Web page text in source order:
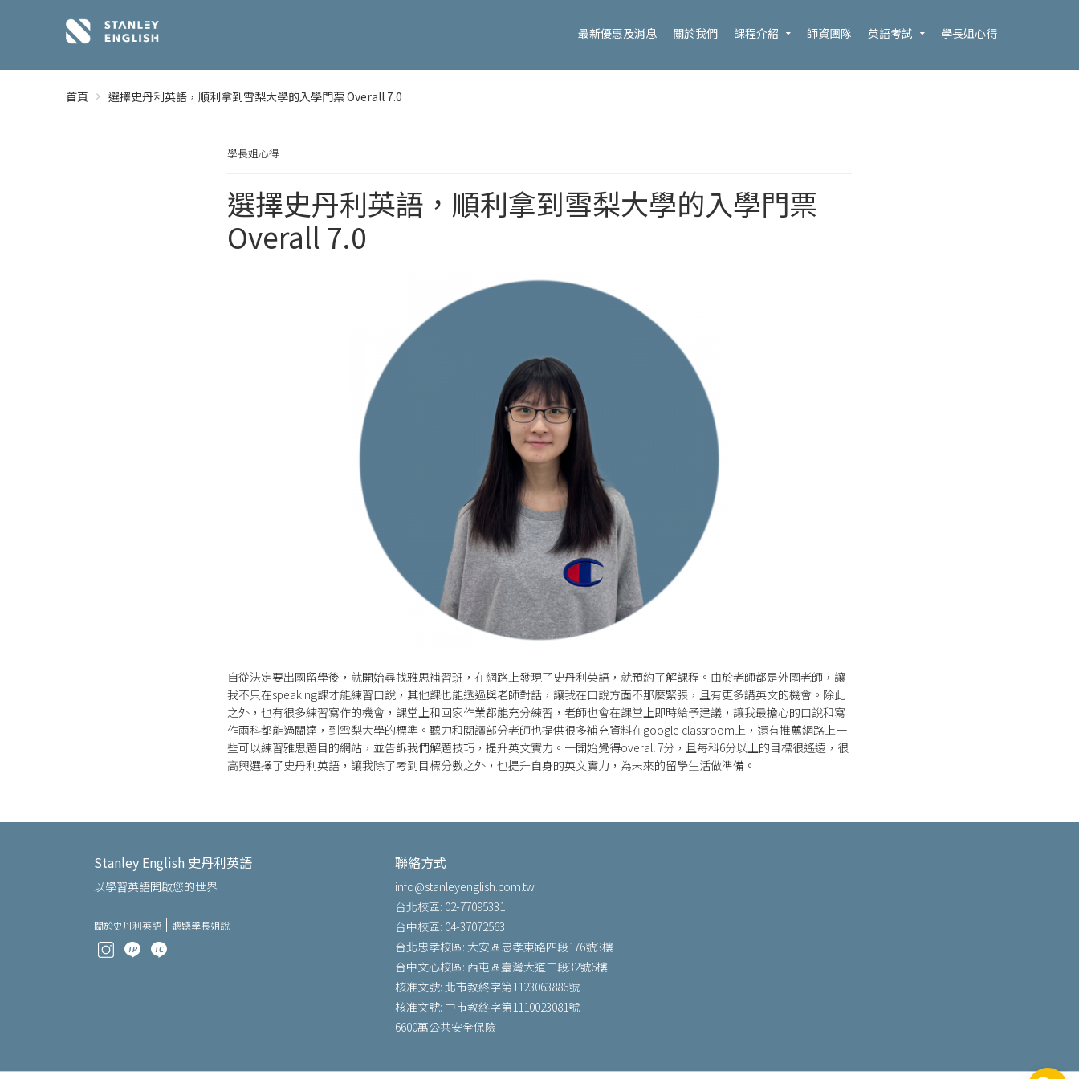
最新優惠及消息 關於我們 課程介紹 師資團隊 英語考試 學長姐心得
首頁 選擇史丹利英語，順利拿到雪梨大學的入學門票 Overall 7.0
學長姐心得
選擇史丹利英語，順利拿到雪梨大學的入學門票
Overall 7.0
自從決定要出國留學後，就開始尋找雅思補習班，在網路上發現了史丹利英語，就預約了解課程。由於老師都是外國老師，讓
我不只在speaking課才能練習口說，其他課也能透過與老師對話，讓我在口說方面不那麼緊張，且有更多講英文的機會。除此
之外，也有很多練習寫作的機會，課堂上和回家作業都能充分練習，老師也會在課堂上即時給予建議，讓我最擔心的口說和寫
作兩科都能過關達，到雪梨大學的標準。聽力和閱讀部分老師也提供很多補充資料在google classroom上，還有推薦網路上一
些可以練習雅思題目的網站，並告訴我們解題技巧，提升英文實力。一開始覺得overall 7分，且每科6分以上的目標很遙遠，很
高興選擇了史丹利英語，讓我除了考到目標分數之外，也提升自身的英文實力，為未來的留學生活做準備。
Stanley English 史丹利英語
以學習英語開啟您的世界
關於史丹利英語 聽聽學長姐說
聯絡方式
info@stanleyenglish.com.tw
台北校區: 02-77095331
台中校區: 04-37072563
台北忠孝校區: 大安區忠孝東路四段176號3樓
台中文心校區: 西屯區臺灣大道三段32號6樓
核准文號: 北市教終字第1123063886號
核准文號: 中市教終字第1110023081號
6600萬公共安全保險